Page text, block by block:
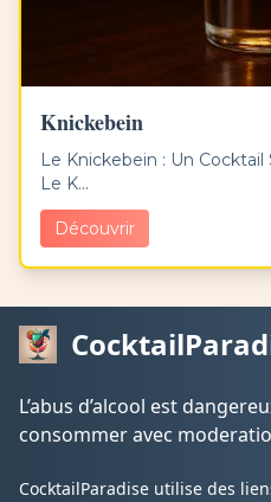
Knickebein
Le Knickebein : Un
Le K...
Découvrir
L’abus d’alcool est
consommer avec
CocktailParadise utilise des